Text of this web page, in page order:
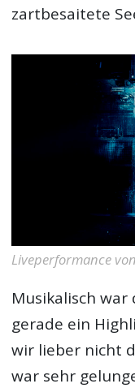
zartbesaitete
Liveperformance
Musikalisch
gerade ein
wir lieber nicht
war sehr